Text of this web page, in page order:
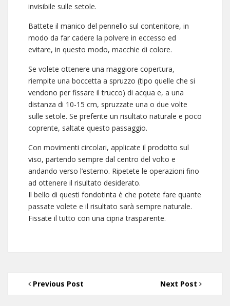
invisibile sulle setole.
Battete il manico del pennello sul contenitore, in
modo da far cadere la polvere in eccesso ed
evitare, in questo modo, macchie di colore.
Se volete ottenere una maggiore copertura,
riempite una boccetta a spruzzo (tipo quelle che si
vendono per fissare il trucco) di acqua e, a una
distanza di 10-15 cm, spruzzate una o due volte
sulle setole. Se preferite un risultato naturale e poco
coprente, saltate questo passaggio.
Con movimenti circolari, applicate il prodotto sul
viso, partendo sempre dal centro del volto e
andando verso l’esterno. Ripetete le operazioni fino
ad ottenere il risultato desiderato.
Il bello di questi fondotinta è che potete fare quante
passate volete e il risultato sarà sempre naturale.
Fissate il tutto con una cipria trasparente.
Previous Post Next Post